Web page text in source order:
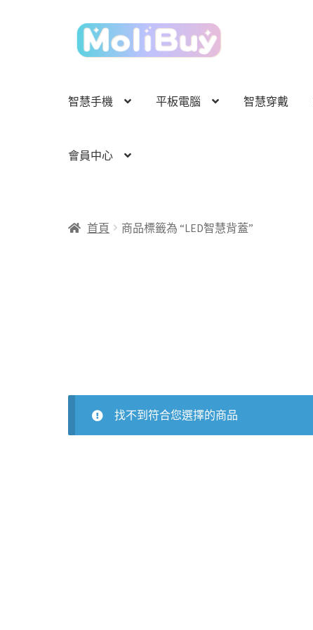
跳
至
列
跳
至
內
智慧手機 平板電腦 智慧穿戴
會員中心
首頁 商品標籤為 “LED智慧背蓋”
找不到符合您選擇的商品